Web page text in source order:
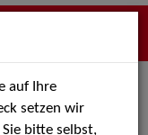
als PDF speichern
auf Ihre
setzen wir
bitte selbst,